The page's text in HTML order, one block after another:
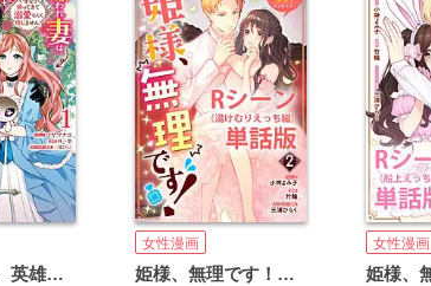
嫌われ妻は、英雄将軍と離婚したい! いきなり帰ってきて溺愛なんて信じません。
女性漫画
姫様、無理です！～今をときめく宰相補佐様と関係をもつなんて～ 【単行本第2巻収録描き下ろしRシーン（湯けむりえっち編）単話版】
女性漫画